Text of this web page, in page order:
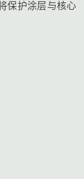
保护涂层与核心